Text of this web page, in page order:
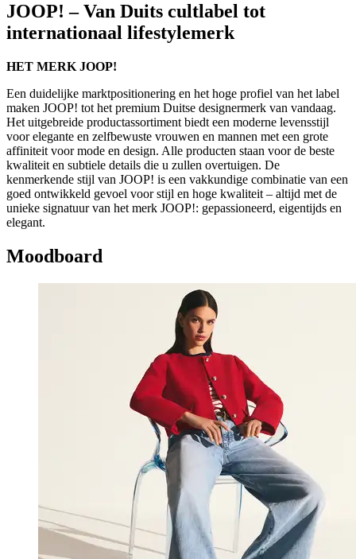
JOOP! – Van Duits cultlabel tot
internationaal lifestylemerk
HET MERK JOOP!
Een duidelijke marktpositionering en het hoge profiel van het label
maken JOOP! tot het premium Duitse designermerk van vandaag.
Het uitgebreide productassortiment biedt een moderne levensstijl
voor elegante en zelfbewuste vrouwen en mannen met een grote
affiniteit voor mode en design. Alle producten staan voor de beste
kwaliteit en subtiele details die u zullen overtuigen. De
kenmerkende stijl van JOOP! is een vakkundige combinatie van een
goed ontwikkeld gevoel voor stijl en hoge kwaliteit – altijd met de
unieke signatuur van het merk JOOP!: gepassioneerd, eigentijds en
elegant.
Moodboard